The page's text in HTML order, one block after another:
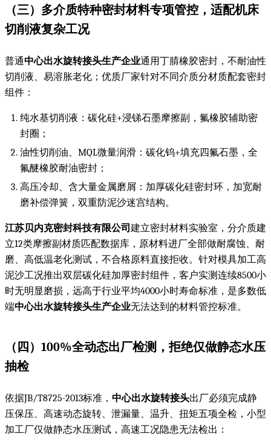
（三）多介质特种密封材料专项管控，适配机床
切削液复杂工况
普通中心出水旋转接头生产企业通用丁腈橡胶密封，不耐油性
切削液、易溶胀老化；优质厂家针对不同介质分材质配套密封
组件：
纯水基切削液：碳化硅+浸锑石墨摩擦副，氟橡胶辅助密
封圈；
油性切削油、MQL微量润滑：碳化钨+填充四氟石墨，全
氟醚橡胶耐油密封；
高压冷却、含大量金属磨屑：加厚碳化硅密封环，加宽耐
磨补偿弹簧，双重防泥沙迷宫结构。
江苏贝内克密封科技有限公司 建立密封材料实验室，分介质建
立12类摩擦副材质匹配数据库，原材料进厂全部做耐腐蚀、耐
磨、高低温老化测试，不合格原料直接拒收。针对模具加工高
泥沙工况推出双层碳化硅加厚密封组件，客户实测连续8500小
时无明显磨损，远高于行业平均4000小时寿命标准，是多数低
端中心出水旋转接头生产企业无法达到的材料管控标准。
（四）100%全动态出厂检测，拒绝仅做静态水压
抽检
依据JB/T8725-2013标准， 中心出水旋转接头出厂必须完成静
压保压、高速动态旋转、泄漏量、温升、扭矩五项全检，小型
加工厂仅做静态水压测试，高速工况隐患无法检出：